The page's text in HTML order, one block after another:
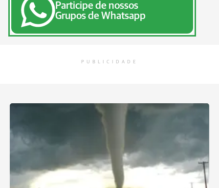
Participe de nossos
Grupos de Whatsapp
PUBLICIDADE